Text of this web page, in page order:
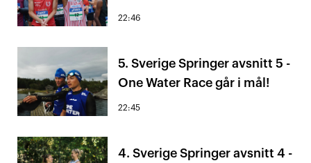
22:46
5. Sverige Springer avsnitt 5 -
One Water Race går i mål!
22:45
4. Sverige Springer avsnitt 4 -